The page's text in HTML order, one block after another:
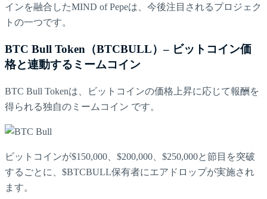
インを融合したMIND of Pepeは、今後注目されるプロジェク
トの一つです。
BTC Bull Token（BTCBULL）– ビットコイン価
格と連動するミームコイン
BTC Bull Tokenは、ビットコインの価格上昇に応じて報酬を
得られる独自のミームコイン です。
ビットコインが$150,000、$200,000、$250,000と節目を突破
するごとに、$BTCBULL保有者にエアドロップが実施され
ます。